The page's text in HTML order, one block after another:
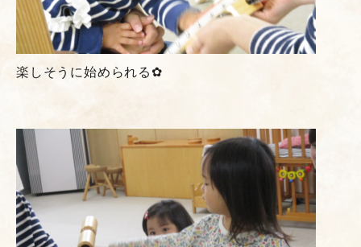
楽しそうに始められる✿